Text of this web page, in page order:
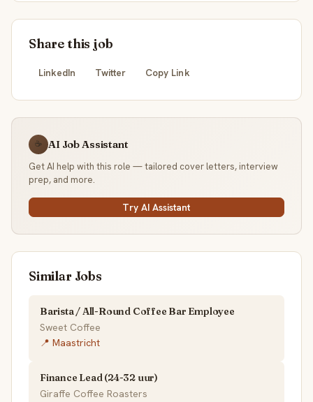
Share this job
LinkedIn Twitter Copy Link
☕ AI Job Assistant
Get AI help with this role — tailored cover letters, interview
prep, and more.
Try AI Assistant
Similar Jobs
Barista / All-Round Coffee Bar Employee
Sweet Coffee
📍 Maastricht
Finance Lead (24-32 uur)
Giraffe Coffee Roasters